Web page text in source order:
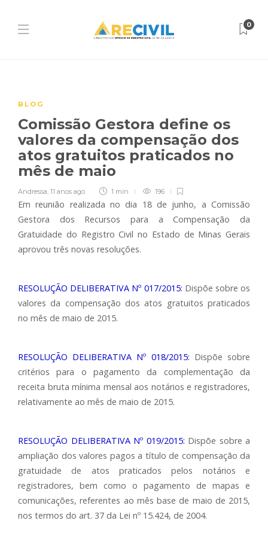
0
BLOG
Comissão Gestora define os
valores da compensação dos
atos gratuitos praticados no
mês de maio
Andressa, 11 anos ago 1 min 196
Em reunião realizada no dia 18 de junho, a Comissão
Gestora dos Recursos para a Compensação da
Gratuidade do Registro Civil no Estado de Minas Gerais
aprovou três novas resoluções.
RESOLUÇÃO DELIBERATIVA Nº 017/2015: Dispõe sobre os
valores da compensação dos atos gratuitos praticados
no mês de maio de 2015.
RESOLUÇÃO DELIBERATIVA Nº 018/2015: Dispõe sobre
critérios para o pagamento da complementação da
receita bruta mínima mensal aos notários e registradores,
relativamente ao mês de maio de 2015.
RESOLUÇÃO DELIBERATIVA Nº 019/2015: Dispõe sobre a
ampliação dos valores pagos a título de compensação da
gratuidade de atos praticados pelos notários e
registradores, bem como o pagamento de mapas e
comunicações, referentes ao mês base de maio de 2015,
nos termos do art. 37 da Lei nº 15.424, de 2004.